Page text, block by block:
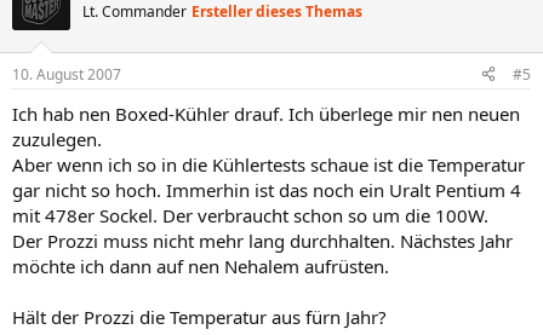
Lt. Commander Ersteller dieses Themas
10. August 2007 #5
Ich hab nen Boxed-Kühler drauf. Ich überlege mir nen neuen
zuzulegen.
Aber wenn ich so in die Kühlertests schaue ist die Temperatur
gar nicht so hoch. Immerhin ist das noch ein Uralt Pentium 4
mit 478er Sockel. Der verbraucht schon so um die 100W.
Der Prozzi muss nicht mehr lang durchhalten. Nächstes Jahr
möchte ich dann auf nen Nehalem aufrüsten.
Hält der Prozzi die Temperatur aus fürn Jahr?